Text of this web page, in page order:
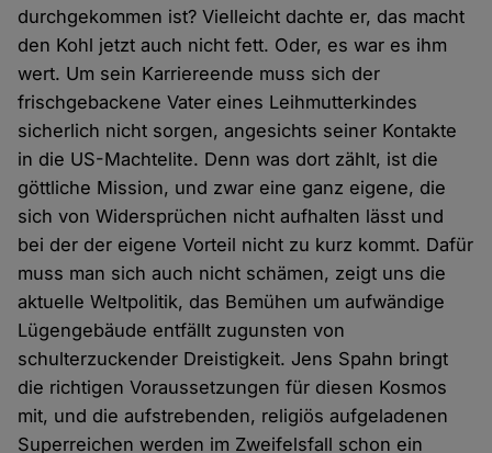
durchgekommen ist? Vielleicht dachte er, das macht
den Kohl jetzt auch nicht fett. Oder, es war es ihm
wert. Um sein Karriereende muss sich der
frischgebackene Vater eines Leihmutterkindes
sicherlich nicht sorgen, angesichts seiner Kontakte
in die US-Machtelite. Denn was dort zählt, ist die
göttliche Mission, und zwar eine ganz eigene, die
sich von Widersprüchen nicht aufhalten lässt und
bei der der eigene Vorteil nicht zu kurz kommt. Dafür
muss man sich auch nicht schämen, zeigt uns die
aktuelle Weltpolitik, das Bemühen um aufwändige
Lügengebäude entfällt zugunsten von
schulterzuckender Dreistigkeit. Jens Spahn bringt
die richtigen Voraussetzungen für diesen Kosmos
mit, und die aufstrebenden, religiös aufgeladenen
Superreichen werden im Zweifelsfall schon ein